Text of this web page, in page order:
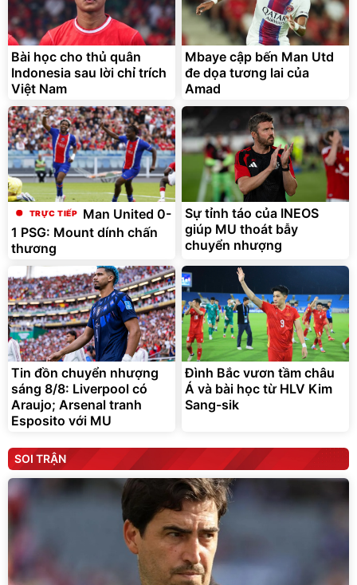
Bài học cho thủ quân
Indonesia sau lời chỉ trích
Việt Nam
Mbaye cập bến Man Utd
đe dọa tương lai của
Amad
Man United 0-
1 PSG: Mount dính chấn
thương
Sự tỉnh táo của INEOS
giúp MU thoát bẫy
chuyển nhượng
Tin đồn chuyển nhượng
sáng 8/8: Liverpool có
Araujo; Arsenal tranh
Esposito với MU
Đình Bắc vươn tầm châu
Á và bài học từ HLV Kim
Sang-sik
SOI TRẬN